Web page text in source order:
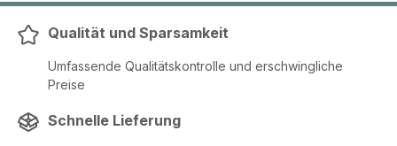
Qualität und Sparsamkeit
Umfassende Qualitätskontrolle und erschwingliche
Preise
Schnelle Lieferung